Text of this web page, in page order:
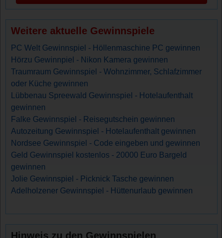
Weitere aktuelle Gewinnspiele
PC Welt Gewinnspiel - Höllenmaschine PC gewinnen
Hörzu Gewinnpiel - Nikon Kamera gewinnen
Traumraum Gewinnspiel - Wohnzimmer, Schlafzimmer
oder Küche gewinnen
Lübbenau Spreewald Gewinnspiel - Hotelaufenthalt
gewinnen
Falke Gewinnspiel - Reisegutschein gewinnen
Autozeitung Gewinnspiel - Hotelaufenthalt gewinnen
Nordsee Gewinnspiel - Code eingeben und gewinnen
Geld Gewinnspiel kostenlos - 20000 Euro Bargeld
gewinnen
Jolie Gewinnspiel - Picknick Tasche gewinnen
Adelholzener Gewinnspiel - Hüttenurlaub gewinnen
Hinweis zu den Gewinnspielen